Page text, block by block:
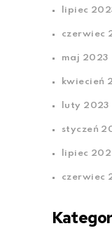
lipiec
czerwiec
maj 2023
kwiecień
luty 2023
styczeń
lipiec
czerwiec